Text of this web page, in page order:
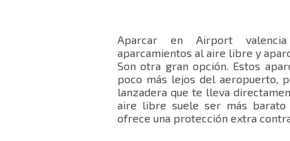
Aparcar en Airport
aparcamientos al aire libre y
Son otra gran opción. Estos
poco más lejos del aeropuerto,
lanzadera que te lleva
aire libre suele ser más
ofrece una protección extra